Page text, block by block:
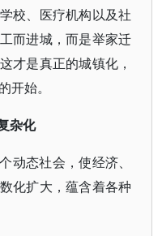
校、医疗机构以及社
而进城，而是举家迁
才是真正的城镇化，
开始。
杂化
动态社会，使经济、
化扩大，蕴含着各种